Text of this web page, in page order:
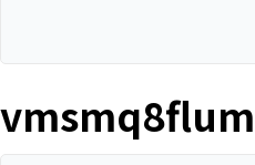
vmsmq8flum